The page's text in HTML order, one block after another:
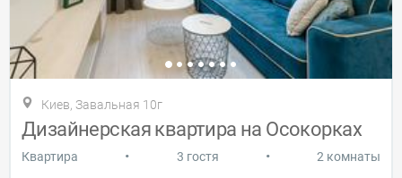
Киев, Завальная 10г
Дизайнерская квартира на Осокорках
Квартира • 3 гостя • 2 комнаты